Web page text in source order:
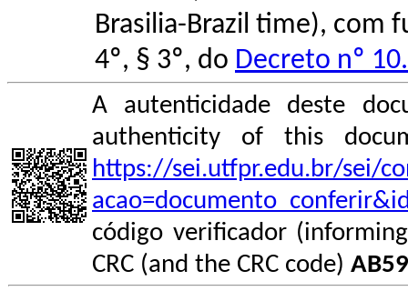
Brasilia-Brazil time), com
4º, § 3º, do Decreto nº
A autenticidade deste
authenticity of this
https://sei.utfpr.edu.br/sei/
código verificador
CRC (and the CRC code)